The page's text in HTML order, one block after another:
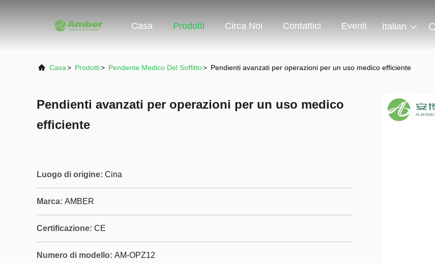
Casa Prodotti Circa Noi Contattici Eventi Italian
Casa> Prodotti> Pendente Medico Del Soffitto> Pendienti avanzati per operazioni per un uso medico efficiente
Pendienti avanzati per operazioni per un uso medico
efficiente
Luogo di origine: Cina
Marca: AMBER
Certificazione: CE
Numero di modello: AM-OPZ12